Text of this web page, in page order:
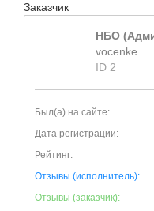
Заказчик
НБО
vocenke
ID 2
Был(а) на сайте:
Дата регистрации:
Рейтинг:
Отзывы (исполнитель):
Отзывы (заказчик):